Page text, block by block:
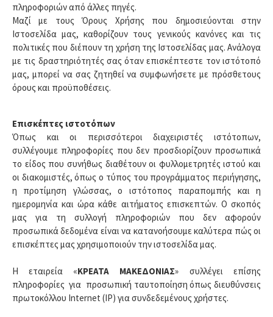
πληροφοριών από άλλες πηγές.
Μαζί με τους Όρους Χρήσης που δημοσιεύονται στην
Ιστοσελίδα μας, καθορίζουν τους γενικούς κανόνες και τις
πολιτικές που διέπουν τη χρήση της Ιστοσελίδας μας. Ανάλογα
με τις δραστηριότητές σας όταν επισκέπτεστε τον ιστότοπό
μας, μπορεί να σας ζητηθεί να συμφωνήσετε με πρόσθετους
όρους και προϋποθέσεις.
Επισκέπτες ιστοτόπων
Όπως και οι περισσότεροι διαχειριστές ιστότοπων,
συλλέγουμε πληροφορίες που δεν προσδιορίζουν προσωπικά
το είδος που συνήθως διαθέτουν οι φυλλομετρητές ιστού και
οι διακομιστές, όπως ο τύπος του προγράμματος περιήγησης,
η προτίμηση γλώσσας, ο ιστότοπος παραπομπής και η
ημερομηνία και ώρα κάθε αιτήματος επισκεπτών. Ο σκοπός
μας για τη συλλογή πληροφοριών που δεν αφορούν
προσωπικά δεδομένα είναι να κατανοήσουμε καλύτερα πώς οι
επισκέπτες μας χρησιμοποιούν την ιστοσελίδα μας.
Η εταιρεία «ΚΡΕΑΤΑ ΜΑΚΕΔΟΝΙΑΣ» συλλέγει επίσης
πληροφορίες για προσωπική ταυτοποίηση όπως διευθύνσεις
πρωτοκόλλου Internet (IP) για συνδεδεμένους χρήστες.